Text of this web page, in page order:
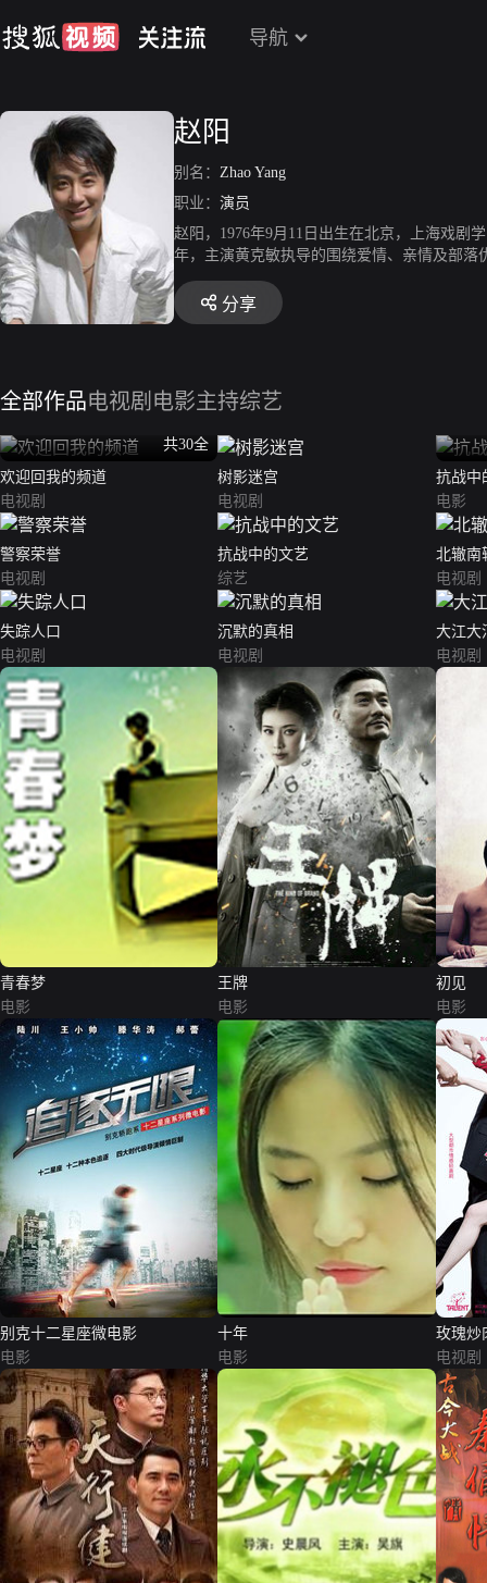
导航
赵阳
别名： Zhao Yang
职业： 演员
赵阳，1976年9月11日出生在北京，上海戏剧
年，主演黄克敏执导的围绕爱情、亲情及部落
年，主演古装作品《少年包青天3》。2007
国，兴国！》。2011年，主演西藏历史题材
悬疑电影《嫌疑人X的献身》；同年，参演年
23年1月24日，参加“奋进新征程——2023中国
分享
全部作品电视剧 电影主持综艺
共30全
欢迎回我的频道
电视剧
树影迷宫
电视剧
抗战中
电影
警察荣誉
电视剧
抗战中的文艺
综艺
北辙南
电视剧
失踪人口
电视剧
沉默的真相
电视剧
大江大
电视剧
青春梦
电影
王牌
电影
初见
电影
别克十二星座微电影
电影
十年
电影
玫瑰炒
电视剧